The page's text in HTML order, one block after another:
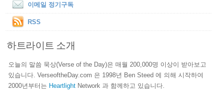
이메일 정기구독
RSS
하트라이트 소개
오늘의 말씀 묵상(Verse of the Day)은 매월 200,000명 이상이 받아보고
있습니다. VerseoftheDay.com 은 1998년 Ben Steed 에 의해 시작하여
2000년부터는 Heartlight Network 과 함께하고 있습니다.